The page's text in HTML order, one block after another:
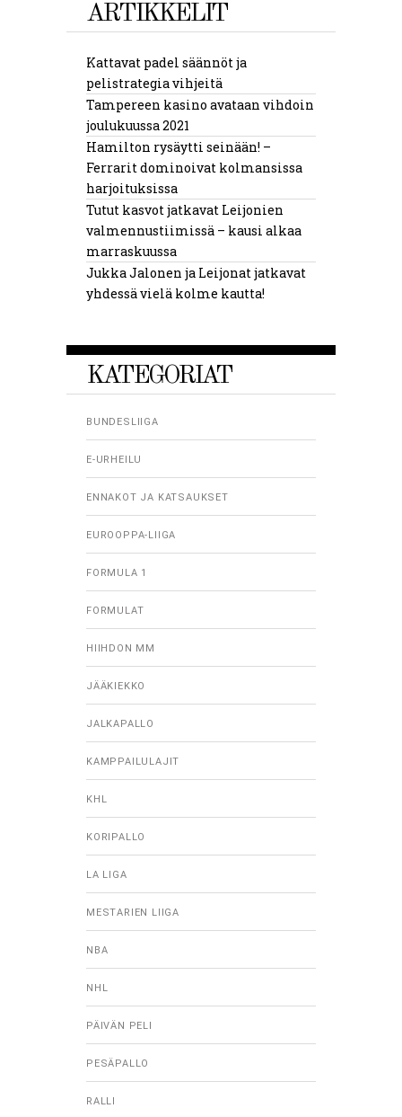
ARTIKKELIT
Kattavat padel säännöt ja
pelistrategia vihjeitä
Tampereen kasino avataan vihdoin
joulukuussa 2021
Hamilton rysäytti seinään! –
Ferrarit dominoivat kolmansissa
harjoituksissa
Tutut kasvot jatkavat Leijonien
valmennustiimissä – kausi alkaa
marraskuussa
Jukka Jalonen ja Leijonat jatkavat
yhdessä vielä kolme kautta!
KATEGORIAT
BUNDESLIIGA
E-URHEILU
ENNAKOT JA KATSAUKSET
EUROOPPA-LIIGA
FORMULA 1
FORMULAT
HIIHDON MM
JÄÄKIEKKO
JALKAPALLO
KAMPPAILULAJIT
KHL
KORIPALLO
LA LIGA
MESTARIEN LIIGA
NBA
NHL
PÄIVÄN PELI
PESÄPALLO
RALLI